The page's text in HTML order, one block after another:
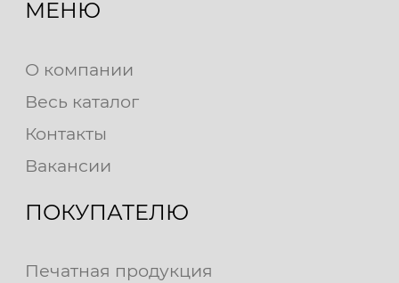
МЕНЮ
О компании
Весь каталог
Контакты
Вакансии
ПОКУПАТЕЛЮ
Печатная продукция